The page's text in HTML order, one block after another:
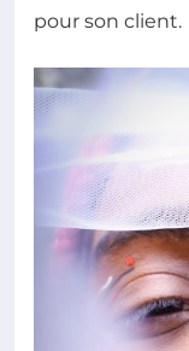
pour son client.